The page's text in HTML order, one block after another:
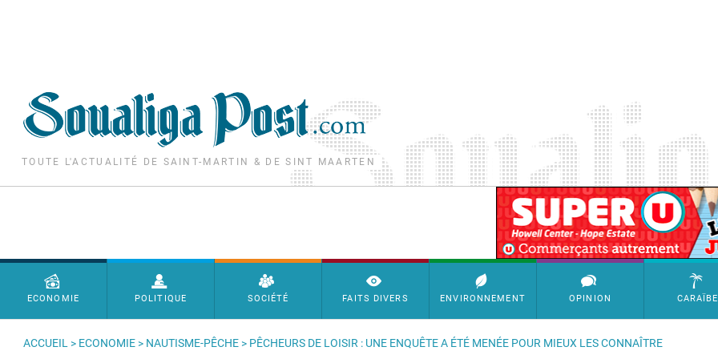
TOUTE L'ACTUALITÉ DE SAINT-MARTIN & DE SINT MAARTEN
SimpleAds Block Bannière
Menu principal
ECONOMIE POLITIQUE SOCIÉTÉ FAITS DIVERS ENVIRONNEMENT OPINION CARAÏBE
ACCUEIL > ECONOMIE > NAUTISME-PÊCHE > PÊCHEURS DE LOISIR : UNE ENQUÊTE A ÉTÉ MENÉE POUR MIEUX LES CONNAÎTRE